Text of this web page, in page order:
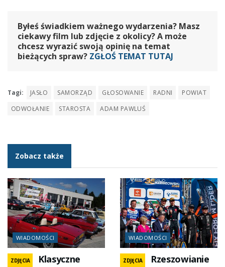
Byłeś świadkiem ważnego wydarzenia? Masz
ciekawy film lub zdjęcie z okolicy? A może
chcesz wyrazić swoją opinię na temat
bieżących spraw? ZGŁOŚ TEMAT TUTAJ
Tagi: JASŁO SAMORZĄD GŁOSOWANIE RADNI
POWIAT
ODWOŁANIE
STAROSTA ADAM PAWLUŚ
Zobacz także
WIADOMOŚCI
ZDJĘCIA
Klasyczne
WIADOMOŚCI
ZDJĘCIA
Rzeszowianie